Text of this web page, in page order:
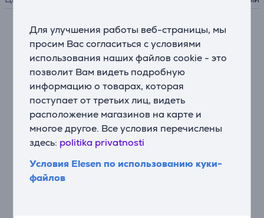
Для улучшения работы веб-страницы, мы
просим Вас согласиться с условиями
использования наших файлов cookie - это
позволит Вам видеть подробную
информацию о товарах, которая
поступает от третьих лиц, видеть
расположение магазинов на карте и
многое другое. Все условия перечислены
здесь: politika privatnosti
Условия Elesen по использованию куки-
файлов
Описание
Высокая скорость, надежное подключение
Archer T3U Plus принимает сигнал Wi-Fi в двух
диапазонах: 2,4 ГГц со скоростью до 400 Мбит/с
для просмотра веб-страниц, электронной почты и
соцсетей, 5 ГГц со скоростью до 867 Мбит/с для
онлайн-игр, HD-стримов и загрузки больших
файлов.
Увеличенная пропускная способность с MU‑MIMO
Технология MU‑MIMO обеспечивает два